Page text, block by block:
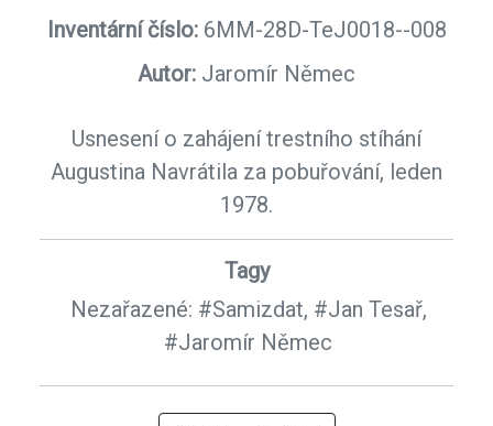
Inventární číslo: 6MM-28D-TeJ0018--008
Autor: Jaromír Němec
Usnesení o zahájení trestního stíhání
Augustina Navrátila za pobuřování, leden
1978.
Tagy
Nezařazené: #Samizdat, #Jan Tesař,
#Jaromír Němec